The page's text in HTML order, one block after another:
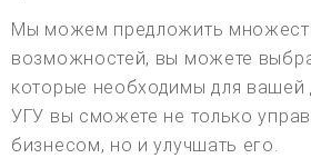
Мы можем предложить
возможностей, вы можете
которые необходимы для вашей
УГУ вы сможете не только
бизнесом, но и улучшать его.